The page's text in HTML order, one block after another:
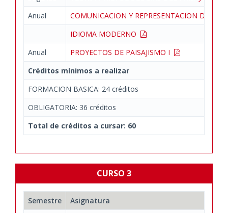
Anual
COMUNICACION Y REPRESENTACION DE
IDIOMA MODERNO
Anual
PROYECTOS DE PAISAJISMO I
Créditos mínimos a realizar
FORMACION BASICA: 24 créditos
OBLIGATORIA: 36 créditos
Total de créditos a cursar: 60
CURSO 3
Semestre
Asignatura